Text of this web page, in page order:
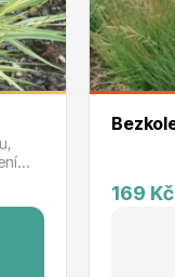
169 Kč